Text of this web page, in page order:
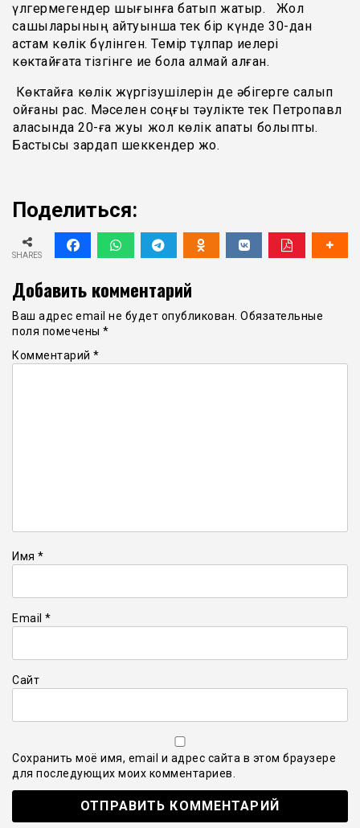
үлгермегендер шығынға батып жатыр. Жол
сақшыларының айтуынша тек бір күнде 30-дан
астам көлік бүлінген. Темір тұлпар иелері
көктайғақта тізгінге ие бола алмай қалған.
Көктайғақ көлік жүргізушілерін де әбігерге салып
қойғаны рас. Мәселен соңғы тәулікте тек Петропавл
қаласында 20-ға жуық жол көлік апаты болыпты.
Бастысы зардап шеккендер жоқ.
Поделиться:
SHARES
Добавить комментарий
Ваш адрес email не будет опубликован. Обязательные
поля помечены *
Комментарий *
Имя *
Email *
Сайт
Сохранить моё имя, email и адрес сайта в этом браузере
для последующих моих комментариев.